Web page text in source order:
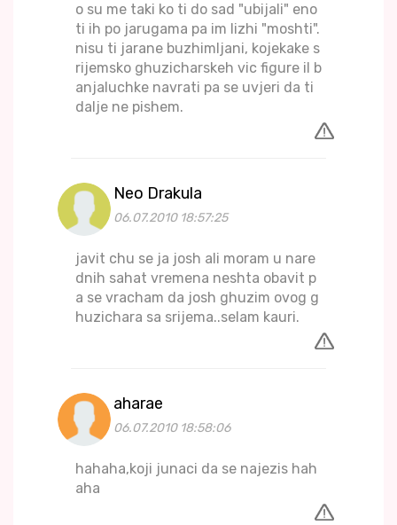
o su me taki ko ti do sad "ubijali" eno
ti ih po jarugama pa im lizhi "moshti".
nisu ti jarane buzhimljani, kojekake s
rijemsko ghuzicharskeh vic figure il b
anjaluchke navrati pa se uvjeri da ti
dalje ne pishem.
Neo Drakula
06.07.2010 18:57:25
javit chu se ja josh ali moram u nare
dnih sahat vremena neshta obavit p
a se vracham da josh ghuzim ovog g
huzichara sa srijema..selam kauri.
aharae
06.07.2010 18:58:06
hahaha,koji junaci da se najezis hah
aha